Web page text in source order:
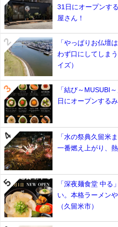
31日にオープンす
屋さん！
「やっぱりお仏壇
わず口にしてしま
イズ）
「結び～MUSUBI
日にオープンする
「水の祭典久留米
一番燃え上がり、
「深夜麺食堂 中る
い。本格ラーメン
（久留米市）